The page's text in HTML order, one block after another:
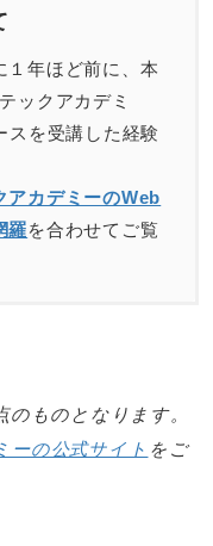
１年ほど前に、本
ックアカデミ
スを受講した経験
アカデミーのWeb
羅を合わせてご覧
のものとなります。
ーの公式サイト をご